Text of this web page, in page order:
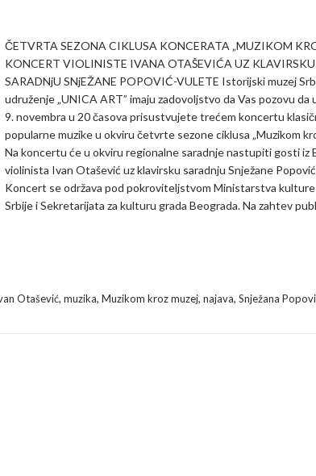
ČETVRTA SEZONA CIKLUSA KONCERATA „MUZIKOM
KONCERT VIOLINISTE IVANA OTAŠEVIĆA UZ KLAVIRSKU
SARADNjU SNjEŽANE POPOVIĆ-VULETE Istorijski muzej
udruženje „UNICA ART” imaju zadovoljstvo da Vas pozovu da
9. novembra u 20 časova prisustvujete trećem koncertu
popularne muzike u okviru četvrte sezone ciklusa „Muzikom
Na koncertu će u okviru regionalne saradnje nastupiti gosti iz
violinista Ivan Otašević uz klavirsku saradnju Snježane
Koncert se održava pod pokroviteljstvom Ministarstva
Srbije i Sekretarijata za kulturu grada Beograda. Na zahtev
Otašević, muzika, Muzikom kroz muzej, najava, Snježana